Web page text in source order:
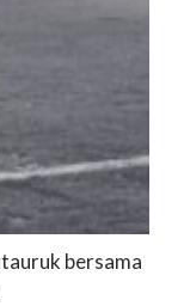
bersama